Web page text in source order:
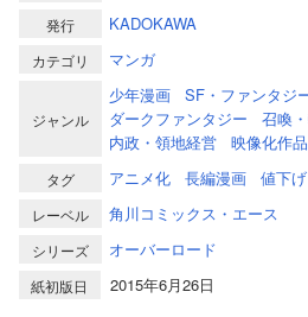
発行 KADOKAWA
カテゴリ マンガ
ジャンル
少年漫画 SF・ファンタジ
ダークファンタジー
召喚
内政・領地経営
映像化作品
タグ アニメ化 長編漫画 値下げ
レーベル 角川コミックス・エース
シリーズ オーバーロード
紙初版日
2015年6月26日